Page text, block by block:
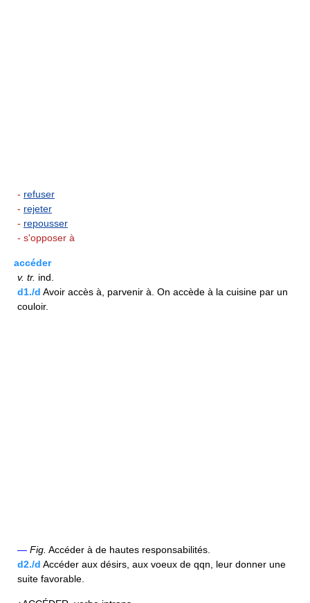
- refuser
- rejeter
- repousser
- s'opposer à
accéder
v. tr. ind.
d1./d Avoir accès à, parvenir à. On accède à la cuisine par un
couloir.
— Fig. Accéder à de hautes responsabilités.
d2./d Accéder aux désirs, aux voeux de qqn, leur donner une
suite favorable.